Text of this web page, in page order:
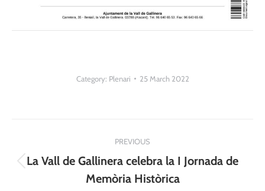
Category: Plenari 25 March 2022
navigation
PREVIOUS
Previous
post:
La Vall de Gallinera celebra la I Jornada de
Memòria Històrica